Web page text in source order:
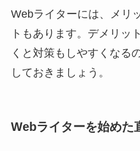
Webライターには、メリ
トもあります。デメリッ
くと対策もしやすくなる
しておきましょう。
Webライターを始めた